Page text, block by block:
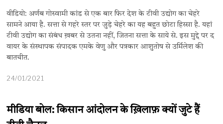
वीडियो: अर्णब गोस्वामी कांड से एक बार फिर देश के टीवी उद्योग का चेहरे
सामने आया है. सत्ता से गहरे स्तर पर जुड़े चेहरे का यह बहुत छोटा हिस्सा है. यहां
टीवी उद्योग का संबंध ख़बर से उतना नहीं, जितना सत्ता के साये से. इस मुद्दे पर द
वायर के संस्थापक संपादक एमके वेणु और पत्रकार आशुतोष से उर्मिलेश की
बातचीत.
24/01/2021
मीडिया बोल: किसान आंदोलन के ख़िलाफ़ क्यों जुटे हैं